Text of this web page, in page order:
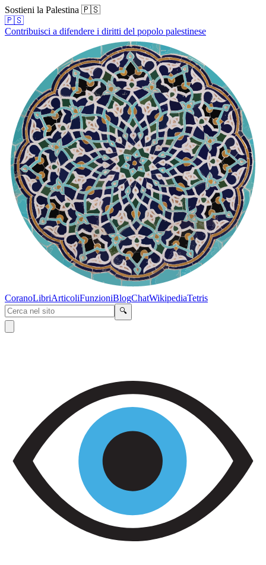
Sostieni la Palestina 🇵🇸
🇵🇸
Contribuisci a difendere i diritti del popolo palestinese
CoranoLibriArticoliFunzioniBlogChatWikipediaTetris
🔍